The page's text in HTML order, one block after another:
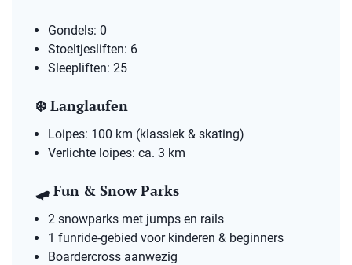
Gondels: 0
Stoeltjesliften: 6
Sleepliften: 25
❄️ Langlaufen
Loipes: 100 km (klassiek & skating)
Verlichte loipes: ca. 3 km
🛹 Fun & Snow Parks
2 snowparks met jumps en rails
1 funride-gebied voor kinderen & beginners
Boardercross aanwezig